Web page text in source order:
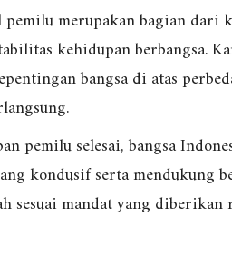
merupakan bagian dari
kehidupan berbangsa.
bangsa di atas
pemilu selesai, bangsa
kondusif serta mendukung
sesuai mandat yang diberikan